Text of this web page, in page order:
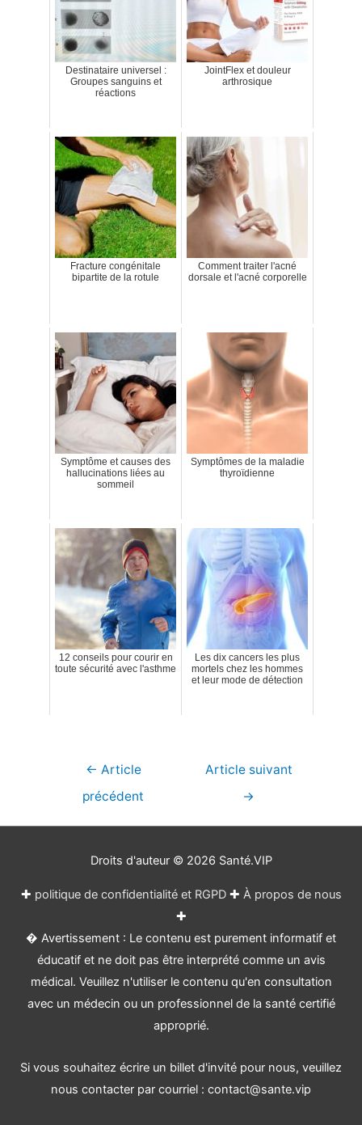
Destinataire universel :
Groupes sanguins et
réactions
JointFlex et douleur
arthrosique
Fracture congénitale
bipartite de la rotule
Comment traiter l'acné
dorsale et l'acné corporelle
Symptôme et causes des
hallucinations liées au
sommeil
Symptômes de la maladie
thyroïdienne
12 conseils pour courir en
toute sécurité avec l'asthme
Les dix cancers les plus
mortels chez les hommes
et leur mode de détection
Navigation
← Article
précédent
Article suivant
→
Droits d'auteur © 2026 Santé.VIP
✚ politique de confidentialité et RGPD✚ À propos de nous
✚
� Avertissement : Le contenu est purement informatif et
éducatif et ne doit pas être interprété comme un avis
médical. Veuillez n'utiliser le contenu qu'en consultation
avec un médecin ou un professionnel de la santé certifié
approprié.
Si vous souhaitez écrire un billet d'invité pour nous, veuillez
nous contacter par courriel : contact@sante.vip